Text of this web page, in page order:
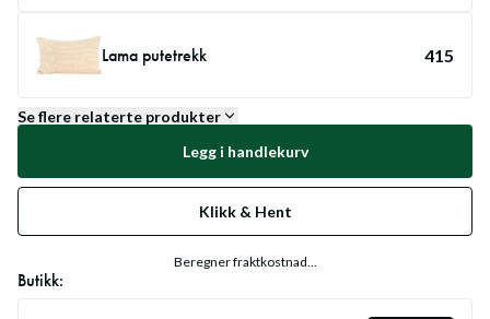
Lama putetrekk 415
Se flere relaterte produkter
Legg i handlekurv
Klikk & Hent
Beregner fraktkostnad...
Butikk: